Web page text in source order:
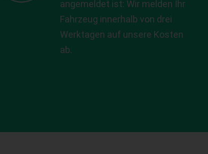
angemeldet ist: Wir melden Ihr
Fahrzeug innerhalb von drei
Werktagen auf unsere Kosten
ab.